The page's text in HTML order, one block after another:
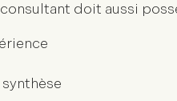
doit aussi